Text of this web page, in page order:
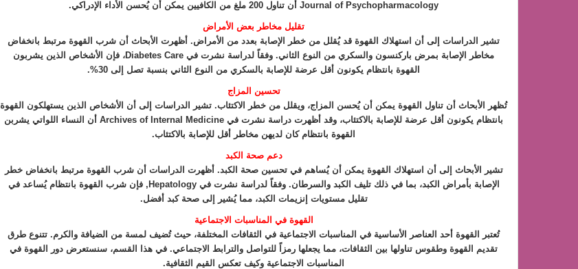
Journal of Psychopharmacology أن تناول 200 ملغ من الكافيين يمكن أن يُحسن الأداء الإدراكي.
تقليل مخاطر بعض الأمراض
تشير الدراسات إلى أن استهلاك القهوة قد يُقلل من خطر الإصابة بعدد من الأمراض. أظهرت الأبحاث أن شرب القهوة مرتبط بانخفاض
مخاطر الإصابة بمرض باركنسون والسكري من النوع الثاني. وفقاً لدراسة نشرت في Diabetes Care، فإن الأشخاص الذين يشربون
القهوة بانتظام يكونون أقل عرضة للإصابة بالسكري من النوع الثاني بنسبة تصل إلى 30%.
تحسين المزاج
تُظهر الأبحاث أن تناول القهوة يمكن أن يُحسن المزاج، ويقلل من خطر الاكتئاب. تشير الدراسات إلى أن الأشخاص الذين يستهلكون القهوة
بانتظام يكونون أقل عرضة للإصابة بالاكتئاب، وقد أظهرت دراسة نشرت في Archives of Internal Medicine أن النساء اللواتي يشربن
القهوة بانتظام كان لديهن مخاطر أقل للإصابة بالاكتئاب.
دعم صحة الكبد
تشير الأبحاث إلى أن استهلاك القهوة يمكن أن يُساهم في تحسين صحة الكبد. أظهرت الدراسات أن شرب القهوة مرتبط بانخفاض خطر
الإصابة بأمراض الكبد، بما في ذلك تليف الكبد والسرطان. وفقاً لدراسة نشرت في Hepatology, فإن شرب القهوة بانتظام يُساعد في
تقليل مستويات إنزيمات الكبد، مما يُشير إلى صحة كبد أفضل.
القهوة في المناسبات الاجتماعية
تُعتبر القهوة أحد العناصر الأساسية في المناسبات الاجتماعية في الثقافات المختلفة، حيث تُضيف لمسة من الضيافة والكرم. تتنوع طرق
تقديم القهوة وطقوس تناولها بين الثقافات، مما يجعلها رمزاً للتواصل والترابط الاجتماعي. في هذا القسم، سنستعرض دور القهوة في
المناسبات الاجتماعية وكيف تعكس القيم الثقافية.